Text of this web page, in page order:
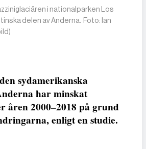
i nationalparken Los
delen av Anderna. Foto: Ian
sydamerikanska
har minskat
åren 2000–2018 på grund
enligt en studie.